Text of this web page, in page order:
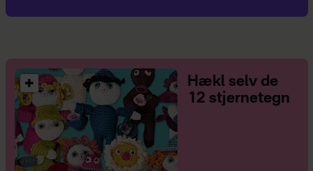
Hækl selv de
12 stjernetegn